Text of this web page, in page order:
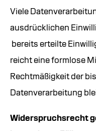
Viele
ausdrücklichen
bereits erteilte
reicht eine formlose
Rechtmäßigkeit der
Datenverarbeitung
Widerspruchsrecht